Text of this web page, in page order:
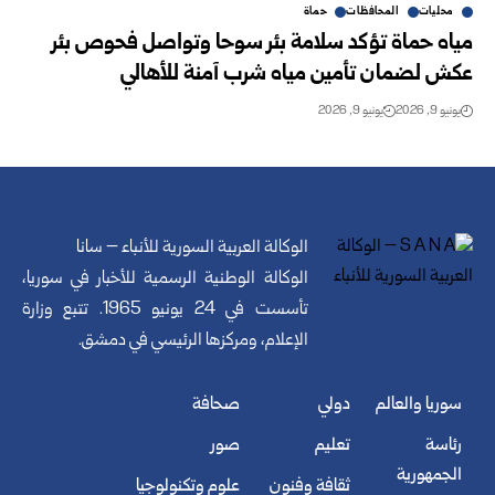
محليات المحافظات حماة
مياه حماة تؤكد سلامة بئر سوحا وتواصل فحوص بئر
عكش لضمان تأمين مياه شرب آمنة للأهالي
يونيو 9, 2026 يونيو 9, 2026
الوكالة العربية السورية للأنباء – سانا
الوكالة الوطنية الرسمية للأخبار في سوريا،
تأسست في 24 يونيو 1965. تتبع وزارة
الإعلام، ومركزها الرئيسي في دمشق.
سوريا والعالم
رئاسة
الجمهورية
دولي
تعليم
ثقافة وفنون
صحافة
صور
علوم وتكنولوجيا